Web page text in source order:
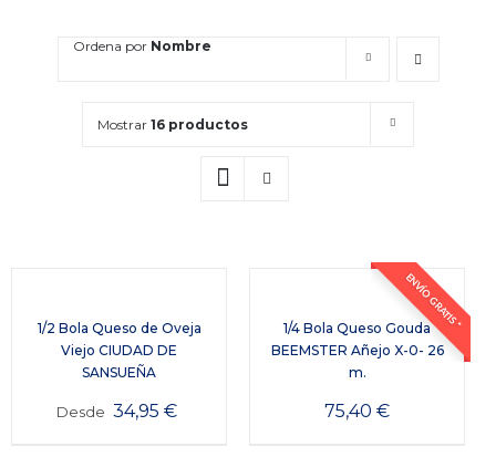
Ordena por Nombre
Mostrar 16 productos
1/2 Bola Queso de Oveja
Viejo CIUDAD DE
SANSUEÑA
Desde 34,95€
ENVÍO GRATIS *
1/4 Bola Queso Gouda
BEEMSTER Añejo X-0- 26
m.
75,40€